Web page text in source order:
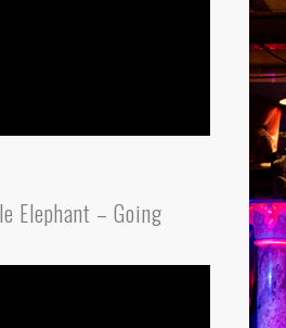
Elephant – Going